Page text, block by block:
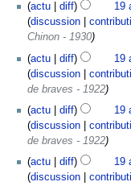
actu
diff 19
discussion
Chinon - 1930
actu
diff 19
discussion
de braves - 1922
actu
diff 19
discussion
de braves - 1922
actu
diff 19
discussion